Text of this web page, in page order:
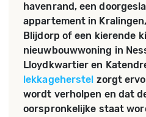
havenrand, een
appartement in
Blijdorp of een kierende
nieuwbouwwoning in
Lloydkwartier en
lekkageherstel zorgt
wordt verholpen en dat
oorspronkelijke staat